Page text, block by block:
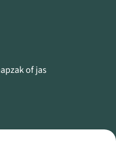
of jas